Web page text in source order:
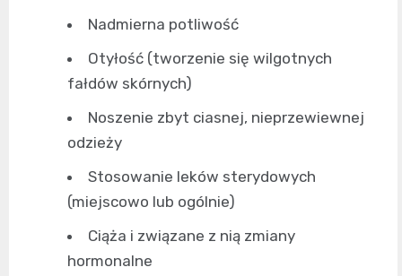
Nadmierna potliwość
Otyłość (tworzenie się wilgotnych
fałdów skórnych)
Noszenie zbyt ciasnej, nieprzewiewnej
odzieży
Stosowanie leków sterydowych
(miejscowo lub ogólnie)
Ciąża i związane z nią zmiany
hormonalne